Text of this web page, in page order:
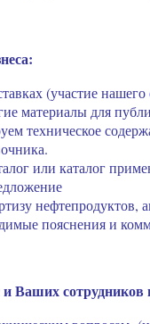
(участие
материалы для
техническое
или каталог
пояснения и
Ваших сотрудников